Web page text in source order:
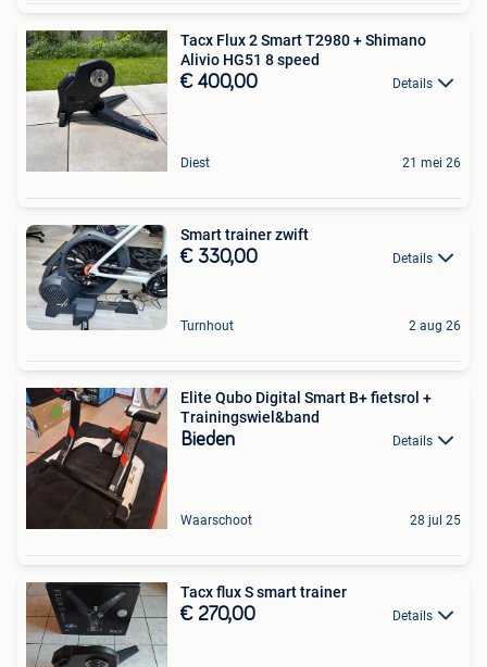
Tacx Flux 2 Smart T2980 + Shimano
Alivio HG51 8 speed
€ 400,00 Details
Diest 21 mei 26
Smart trainer zwift
€ 330,00 Details
Turnhout 2 aug 26
Elite Qubo Digital Smart B+ fietsrol +
Trainingswiel&band
Bieden Details
Waarschoot 28 jul 25
Tacx flux S smart trainer
€ 270,00 Details